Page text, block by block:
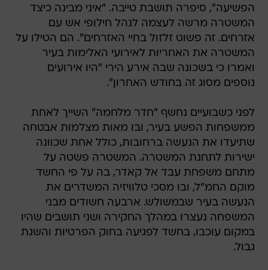
הפשיעה", סיפרה תושבת טייבה. "איני מבינה כיצד
המשטרה מרשה לעצמה לנהל חילופי אש עם
אזרחים. זה פשוט זלזול בחיי האזרחים". הם הטילו על
המשטרה את האחריות לאירועי האלימות בעיר
ואמרו כי בשכונה שבה אירע הירי "היו אירועים
נוספים מסוג זה בחודש האחרון".
לפני כשבועיים נחשף "חדר מלחמה" השייך לאחת
ממשפחות הפשע בעיר, ובו מאות מצלמות אבטחה
שתיעדו את הנעשה ברחובות, כולל אחת שכוונה
ישירות לתחנת המשטרה. המשטרה פשטה על
מתחם משפחת עבד אל קאדר, בה על פי החשד
מוקם החמ"ל, ובו מסכי טלוויזיה המשדרים את
הנעשה בעיר שבמשולש. ארבעה חשודים מבני
המשפחה נעצרו במהלך החקירה ושני תושבים שהיו
במקום עוכבו, בחשד לפגיעה בחוק הפרטיות והשגת
גבול.